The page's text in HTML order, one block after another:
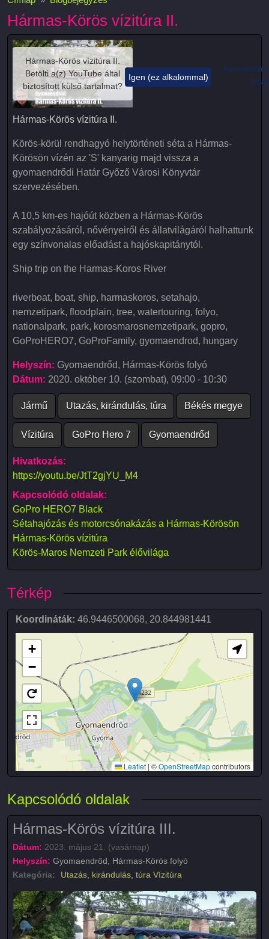
Hármas-Körös vízitúra II.
Hármas-Körös vízitúra II.
Betölti a(z)YouTubeáltal
biztosított külső tartalmat?
Igen (ez alkalommal)
Hármas-Körös vízitúra II.
Körös-körül rendhagyó helytörténeti séta a Hármas-
Körösön vízén az 'S' kanyarig majd vissza a
gyomaendrődi Határ Győző Városi Könyvtár
szervezésében.
A 10,5 km-es hajóút közben a Hármas-Körös
szabályozásáról, nővényeiről és állatvilágáról halhattunk
egy színvonalas előadást a hajóskapitánytól.
Ship trip on the Harmas-Koros River
riverboat, boat, ship, harmaskoros, setahajo,
nemzetipark, floodplain, tree, watertouring, folyo,
nationalpark, park, korosmarosnemzetipark, gopro,
GoProHERO7, GoProFamily, gyomaendrod, hungary
Helyszín: Gyomaendrőd, Hármas-Körös folyó
Dátum: 2020. október 10. (szombat), 09:00 - 10:30
Jármű Utazás, kirándulás, túra Békés megye
Vízitúra GoPro Hero 7 Gyomaendrőd
Hivatkozás:
https://youtu.be/JtT2gjYU_M4
Kapcsolódó oldalak:
GoPro HERO7 Black
Sétahajózás és motorcsónakázás a Hármas-Körösön
Hármas-Körös vízitúra
Körös-Maros Nemzeti Park élővilága
Térkép
Koordináták: 46.9446500068, 20.844981441
+
−
Leaflet | ©OpenStreetMapcontributors
Kapcsolódó oldalak
Hármas-Körös vízitúra III.
Dátum: 2023. május 21. (vasárnap)
Helyszín: Gyomaendrőd, Hármas-Körös folyó
Kategória:
Utazás, kirándulás, túra Vízitúra